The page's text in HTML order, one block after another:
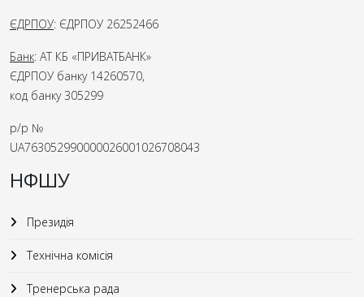
ЄДРПОУ: ЄДРПОУ 26252466
Банк: АТ КБ «ПРИВАТБАНК»
ЄДРПОУ банку 14260570,
код банку 305299
р/р №
UA763052990000026001026708043
НФШУ
Президія
Технічна комісія
Тренерська рада